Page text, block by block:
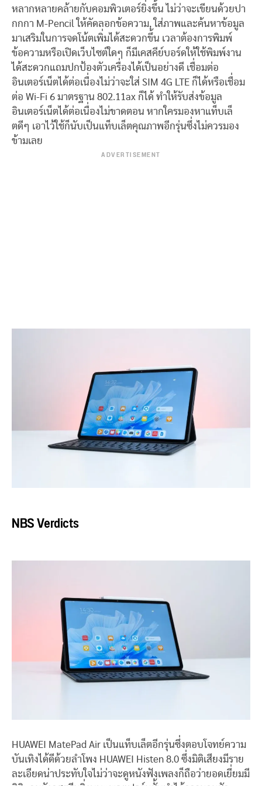
หลากหลายคล้ายกับคอมพิวเตอร์ยิ่งขึ้น ไม่ว่าจะเขียนด้วยปา
กกกา M-Pencil ให้คัดลอกข้อความ, ใส่ภาพและค้นหาข้อมูล
มาเสริมในการจดโน้ตเพิ่มได้สะดวกขึ้น เวลาต้องการพิมพ์
ข้อความหรือเปิดเว็บไซต์ใดๆ ก็มีเคสคีย์บอร์ดให้ใช้พิมพ์งาน
ได้สะดวกแถมปกป้องตัวเครื่องได้เป็นอย่างดี เชื่อมต่อ
อินเตอร์เน็ตได้ต่อเนื่องไม่ว่าจะใส่ SIM 4G LTE ก็ได้หรือเชื่อม
ต่อ Wi-Fi 6 มาตรฐาน 802.11ax ก็ได้ ทำให้รับส่งข้อมูล
อินเตอร์เน็ตได้ต่อเนื่องไม่ขาดตอน หากใครมองหาแท็บเล็
ตดีๆ เอาไว้ใช้ก็นับเป็นแท็บเล็ตคุณภาพอีกรุ่นซึ่งไม่ควรมอง
ข้ามเลย
ADVERTISEMENT
NBS Verdicts
HUAWEI MatePad Air เป็นแท็บเล็ตอีกรุ่นซึ่งตอบโจทย์ความ
บันเทิงได้ดีด้วยลำโพง HUAWEI Histen 8.0 ซึ่งมิติเสียงมีราย
ละเอียดน่าประทับใจไม่ว่าจะดูหนังฟังเพลงก็ถือว่ายอดเยี่ยมมี